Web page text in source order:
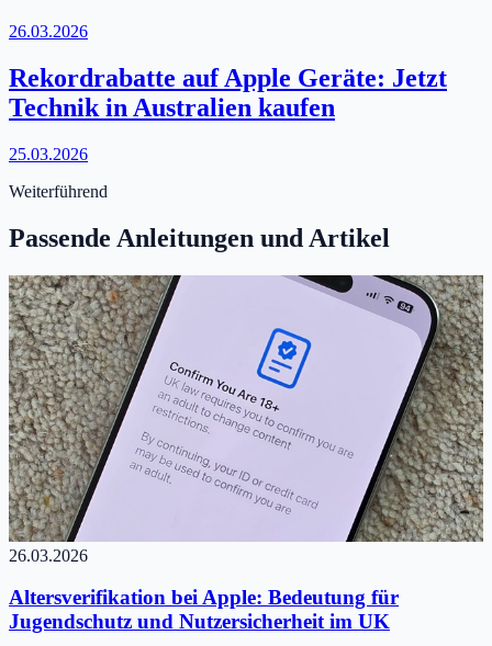
26.03.2026
Rekordrabatte auf Apple Geräte: Jetzt
Technik in Australien kaufen
25.03.2026
Weiterführend
Passende Anleitungen und Artikel
26.03.2026
Altersverifikation bei Apple: Bedeutung für
Jugendschutz und Nutzersicherheit im UK